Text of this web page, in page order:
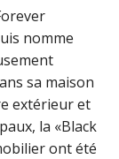
nomme
sa maison
extérieur et
la «Black
ont été